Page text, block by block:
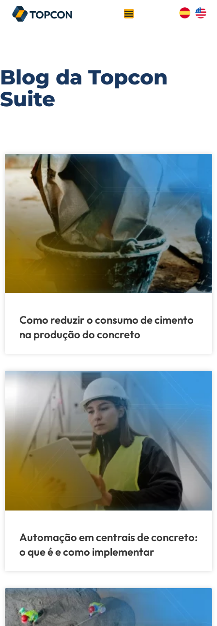
Blog da Topcon
Suite
Como reduzir o consumo de cimento
na produção do concreto
Automação em centrais de concreto:
o que é e como implementar